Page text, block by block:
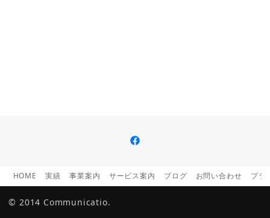
facebook
HOME 実績 事業案内 サービス案内 ブログ お問い合わせ プラ
© 2014 Communicatio.